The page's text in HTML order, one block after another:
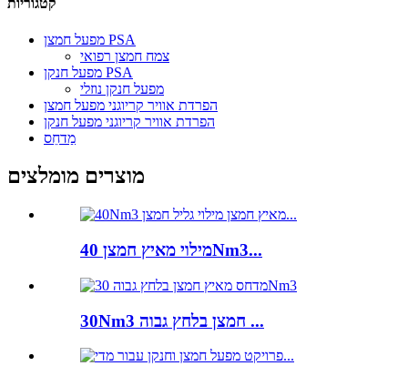
קטגוריות
מפעל חמצן PSA
צמח חמצן רפואי
מפעל חנקן PSA
מפעל חנקן נוזלי
הפרדת אוויר קריוגני מפעל חמצן
הפרדת אוויר קריוגני מפעל חנקן
מַדחֵס
מוצרים מומלצים
מילוי מאיץ חמצן 40Nm3...
30Nm3 חמצן בלחץ גבוה ...